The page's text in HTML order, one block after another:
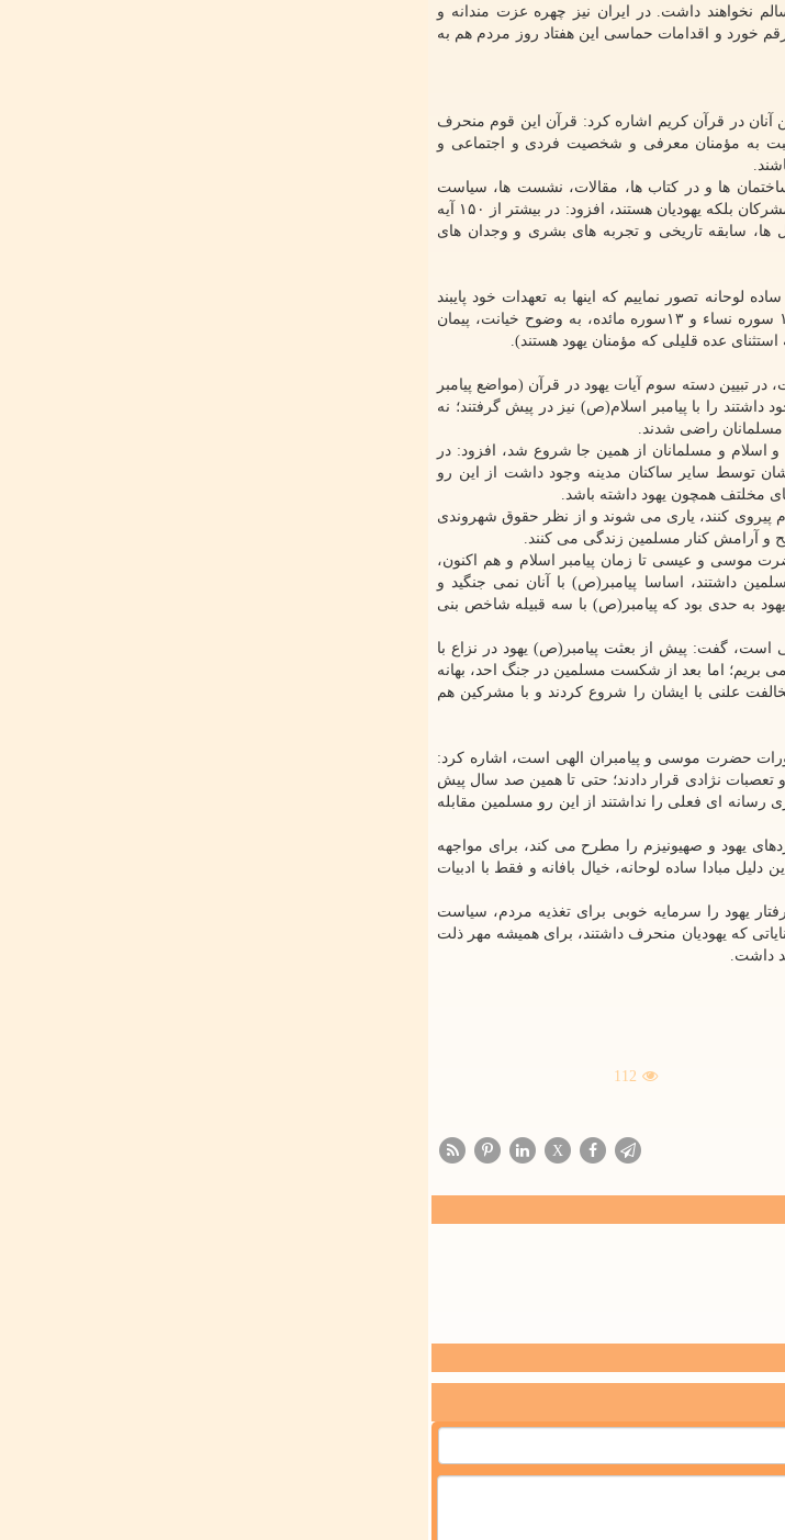
نخواهند داشت. در ایران نیز چهره عزت مندانه و
خورد و اقدامات حماسی این هفتاد روز مردم هم به
آنان در قرآن کریم اشاره کرد: قرآن این قوم منحرف
به مؤمنان معرفی و شخصیت فردی و اجتماعی و
سوره مائده باید بر سردر همه ساختمان ها و در کتاب ها، مقالات، نشست ها، سیاست
گزاری های در ارتباط با یهود و...، هک شود تا فراموش نکنیم دشمن درجه یک مسلمین نه مشرکان بلکه یهودیان هستند، افزود: در بیشتر از ۱۵۰ آیه
عقل ها، سابقه تاریخی و تجربه های بشری و وجدان های
لوحانه تصور نماییم که اینها به تعهدات خود پایبند
هستند؛ نه فقط نسبت به ما بلکه به هیچ یک از تعهدات بین المللی متعهد نیستند؛ آیات ۱۵۵ سوره نساء و ۱۳سوره مائده، به وضوح خیانت، پیمان
عده قلیلی که مؤمنان یهود هستند).
تبیین دسته سوم آیات یهود در قرآن (مواضع پیامبر
داشتند را با پیامبر اسلام(ص) نیز در پیش گرفتند؛ نه
مسلمانان راضی شدند.
اسلام و مسلمانان از همین جا شروع شد، افزود: در
توسط سایر ساکنان مدینه وجود داشت از این رو
مخلتف همچون یهود داشته باشد.
پیروی کنند، یاری می شوند و از نظر حقوق شهروندی
و آرامش کنار مسلمین زندگی می کنند.
موسی و عیسی تا زمان پیامبر اسلام و هم اکنون،
داشتند، اساسا پیامبر(ص) با آنان نمی جنگید و
به حدی بود که پیامبر(ص) با سه قبیله شاخص بنی
است، گفت: پیش از بعثت پیامبر(ص) یهود در نزاع با
بریم؛ اما بعد از شکست مسلمین در جنگ احد، بهانه
علنی با ایشان را شروع کردند و با مشرکین هم
حضرت موسی و پیامبران الهی است، اشاره کرد:
نژادی قرار دادند؛ حتی تا همین صد سال پیش
رسانه ای فعلی را نداشتند از این رو مسلمین مقابله
یهود و صهیونیزم را مطرح می کند، برای مواجهه
مبادا ساده لوحانه، خیال بافانه و فقط با ادبیات
یهود را سرمایه خوبی برای تغذیه مردم، سیاست
که یهودیان منحرف داشتند، برای همیشه مهر ذلت
داشت.
112
X